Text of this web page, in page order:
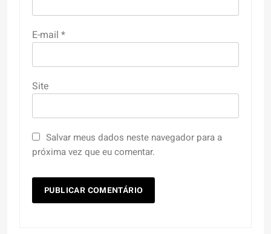
E-mail *
Site
Salvar meus dados neste navegador para a
próxima vez que eu comentar.